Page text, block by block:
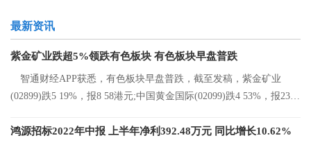
最新资讯
紫金矿业跌超5%领跌有色板块 有色板块早盘普跌
智通财经APP获悉，有色板块早盘普跌，截至发稿，紫金矿业
(02899)跌5 19%，报8 58港元;中国黄金国际(02099)跌4 53%，报23 2
鸿源招标2022年中报 上半年净利392.48万元 同比增长10.62%